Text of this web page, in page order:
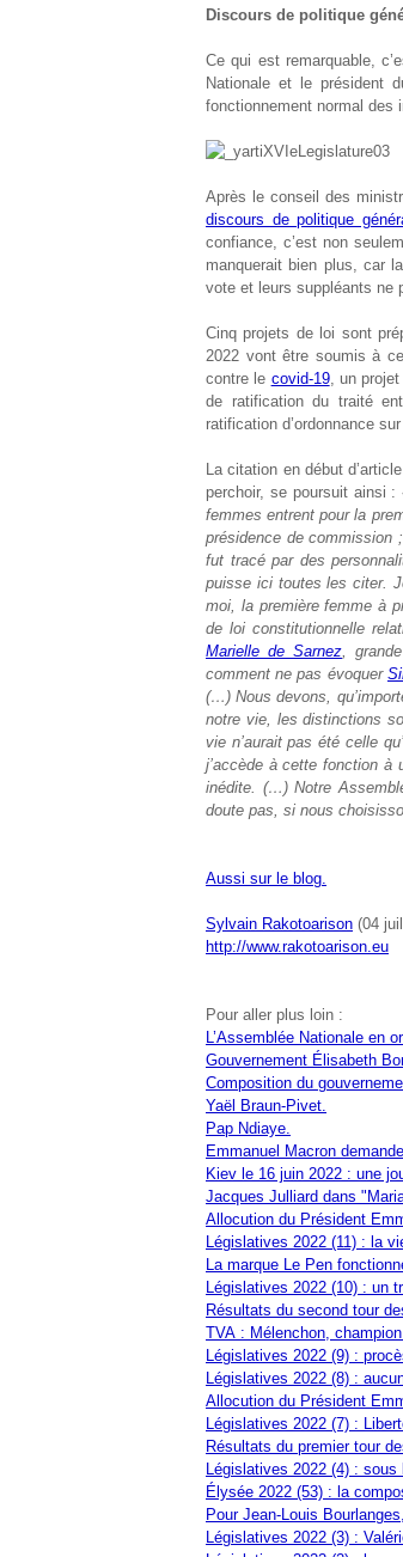
Discours de politique
Ce qui est remarquable,
Nationale et le président
fonctionnement normal des
Après le conseil des
discours de politique
confiance, c’est non
manquerait bien plus, car
vote et leurs suppléants ne
Cinq projets de loi sont
2022 vont être soumis à
contre le covid-19, un projet
de ratification du traité
ratification d’ordonnance
La citation en début
perchoir, se poursuit ainsi :
femmes entrent pour la
présidence de commission
fut tracé par des
puisse ici toutes les citer.
moi, la première femme à
de loi constitutionnelle
Marielle de Sarnez,
comment ne pas évoquer
(…) Nous devons,
notre vie, les distinctions
vie n’aurait pas été celle
j’accède à cette fonction à
inédite. (…) Notre
doute pas, si nous
Aussi sur le blog.
Sylvain Rakotoarison (04
http://www.rakotoarison.eu
Pour aller plus loin :
L’Assemblée Nationale en
Gouvernement Élisabeth
Composition du
Yaël Braun-Pivet.
Pap Ndiaye.
Emmanuel Macron
Kiev le 16 juin 2022 : une
Jacques Julliard dans
Allocution du Président
Législatives 2022 (11) : la
La marque Le Pen
Législatives 2022 (10) : un
Résultats du second tour
TVA : Mélenchon,
Législatives 2022 (9) :
Législatives 2022 (8) :
Allocution du Président
Législatives 2022 (7) :
Résultats du premier tour
Législatives 2022 (4) :
Élysée 2022 (53) : la
Pour Jean-Louis
Législatives 2022 (3) :